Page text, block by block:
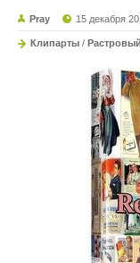
Pray 15 декабря
Клипарты /